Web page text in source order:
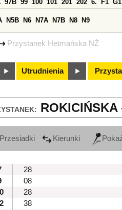
Przystanek Hetmańska NŻ
97B 99 100 101 201 202 6. F1 G1
N5B N6 N7A N7B N8 N9
Utrudnienia
ROKICIŃSKA
Przesiadki Kierunki
28
08
28
38